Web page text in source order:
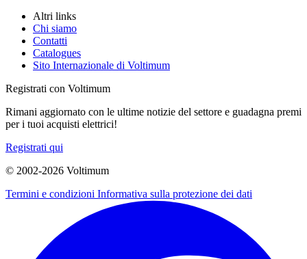
Altri links
Chi siamo
Contatti
Catalogues
Sito Internazionale di Voltimum
Registrati con Voltimum
Rimani aggiornato con le ultime notizie del settore e guadagna premi
per i tuoi acquisti elettrici!
Registrati qui
© 2002-2026 Voltimum
Termini e condizioni Informativa sulla protezione dei dati